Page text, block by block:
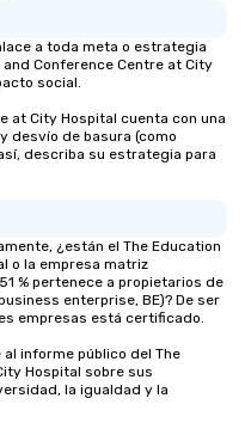
a toda meta o estrategia
Conference Centre at City
social.
at City Hospital cuenta con una
desvío de basura (como
describa su estrategia para
¿están el The Education
o la empresa matriz
% pertenece a propietarios de
enterprise, BE)? De ser
empresas está certificado.
informe público del The
Hospital sobre sus
la igualdad y la